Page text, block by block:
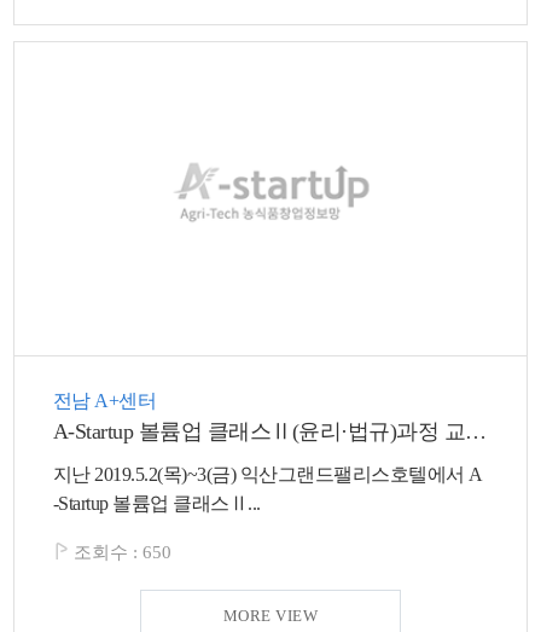
전남 A+센터
A-Startup 볼륨업 클래스Ⅱ(윤리·법규)과정 교육진행
지난 2019.5.2(목)~3(금) 익산그랜드팰리스호텔에서 A
-Startup 볼륨업 클래스Ⅱ...
조회수 : 650
MORE VIEW